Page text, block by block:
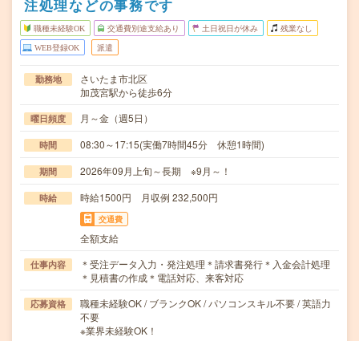
注処理などの事務です
職種未経験OK 交通費別途支給あり 土日祝日が休み 残業なし
WEB登録OK 派遣
勤務地
さいたま市北区
加茂宮駅から徒歩6分
曜日頻度 月～金（週5日）
時間 08:30～17:15(実働7時間45分 休憩1時間)
期間 2026年09月上旬～長期 ※9月～！
時給 時給1500円 月収例 232,500円
交通費
全額支給
仕事内容
＊受注データ入力・発注処理＊請求書発行＊入金会計処理
＊見積書の作成＊電話対応、来客対応
応募資格
職種未経験OK / ブランクOK / パソコンスキル不要 / 英語力
不要
※業界未経験OK！